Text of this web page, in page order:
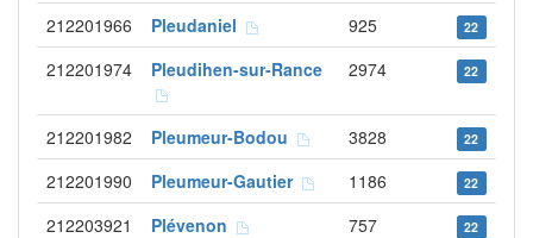
212201966 Pleudaniel 925 22
212201974 Pleudihen-sur-Rance 2974 22
212201982 Pleumeur-Bodou 3828 22
212201990 Pleumeur-Gautier 1186 22
212203921 Plévenon 757 22